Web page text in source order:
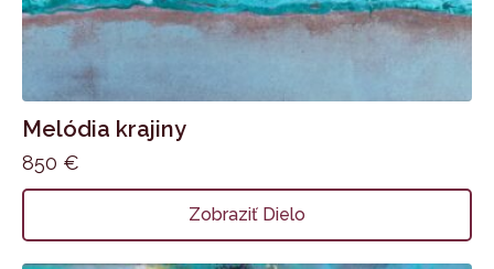
Melódia krajiny
850 €
Zobraziť Dielo